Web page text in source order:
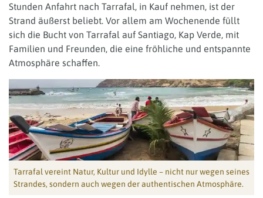
Stunden Anfahrt nach Tarrafal, in Kauf nehmen, ist der
Strand äußerst beliebt. Vor allem am Wochenende füllt
sich die Bucht von Tarrafal auf Santiago, Kap Verde, mit
Familien und Freunden, die eine fröhliche und entspannte
Atmosphäre schaffen.
Tarrafal vereint Natur, Kultur und Idylle – nicht nur wegen seines
Strandes, sondern auch wegen der authentischen Atmosphäre.